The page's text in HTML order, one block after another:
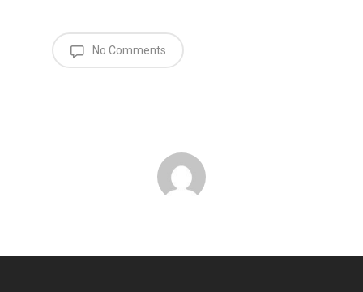
No Comments